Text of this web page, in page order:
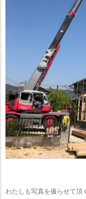
わたしも写真を撮らせて頂